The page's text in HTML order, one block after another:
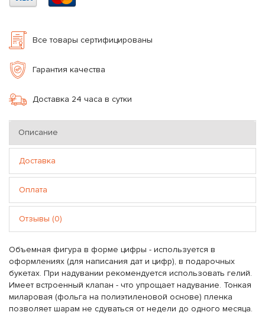
Все товары сертифицированы
Гарантия качества
Доставка 24 часа в сутки
Описание
Доставка
Оплата
Отзывы (0)
Объемная фигура в форме цифры - используется в
оформлениях (для написания дат и цифр), в подарочных
букетах. При надувании рекомендуется использовать гелий.
Имеет встроенный клапан - что упрощает надувание. Тонкая
миларовая (фольга на полиэтиленовой основе) пленка
позволяет шарам не сдуваться от недели до одного месяца.